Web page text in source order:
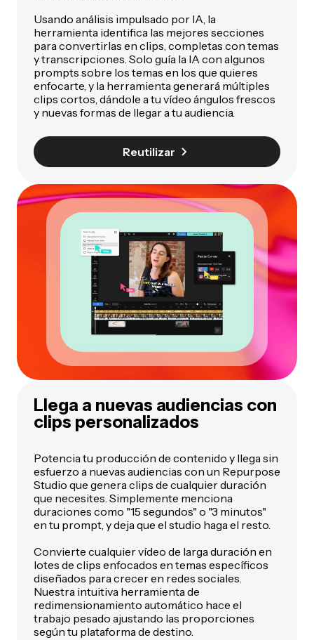
Usando análisis impulsado por IA, la
herramienta identifica las mejores secciones
para convertirlas en clips, completas con temas
y transcripciones. Solo guía la IA con algunos
prompts sobre los temas en los que quieres
enfocarte, y la herramienta generará múltiples
clips cortos, dándole a tu vídeo ángulos frescos
y nuevas formas de llegar a tu audiencia.
Reutilizar
Llega a nuevas audiencias con
clips personalizados
Potencia tu producción de contenido y llega sin
esfuerzo a nuevas audiencias con un Repurpose
Studio que genera clips de cualquier duración
que necesites. Simplemente menciona
duraciones como "15 segundos" o "3 minutos"
en tu prompt, y deja que el studio haga el resto.
Convierte cualquier vídeo de larga duración en
lotes de clips enfocados en temas específicos
diseñados para crecer en redes sociales.
Nuestra intuitiva herramienta de
redimensionamiento automático hace el
trabajo pesado ajustando las proporciones
según tu plataforma de destino.